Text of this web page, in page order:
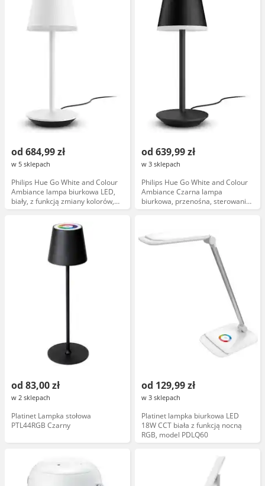
od 684,99 zł
w 5 sklepach
Philips Hue Go White and Colour
Ambiance lampa biurkowa LED,
biały, z funkcją zmiany kolorów,
model 929003128401
od 639,99 zł
w 3 sklepach
Philips Hue Go White and Colour
Ambiance Czarna lampa
biurkowa, przenośna, sterowanie
aplikacją, 300 lumenów
od 83,00 zł
w 2 sklepach
Platinet Lampka stołowa
PTL44RGB Czarny
od 129,99 zł
w 3 sklepach
Platinet lampka biurkowa LED
18W CCT biała z funkcją nocną
RGB, model PDLQ60